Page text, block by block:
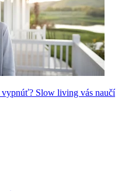
vypnúť? Slow living vás naučí